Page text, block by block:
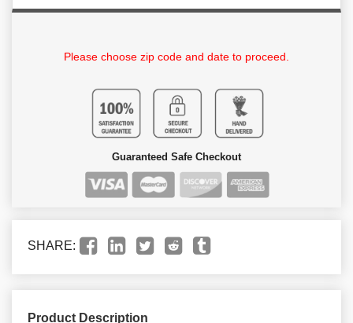
Please choose zip code and date to proceed.
Guaranteed Safe Checkout
SHARE:
Product Description